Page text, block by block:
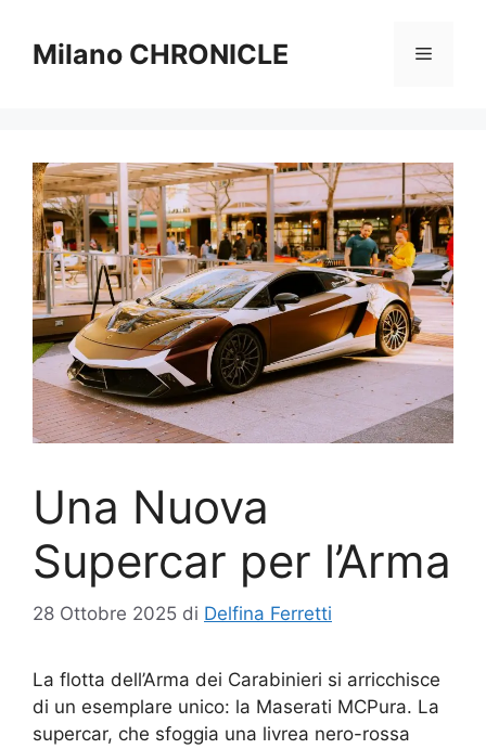
contenuto
Milano CHRONICLE Menu
Una Nuova
Supercar per l’Arma
28 Ottobre 2025 di Delfina Ferretti
La flotta dell’Arma dei Carabinieri si arricchisce
di un esemplare unico: la Maserati MCPura. La
supercar, che sfoggia una livrea nero-rossa